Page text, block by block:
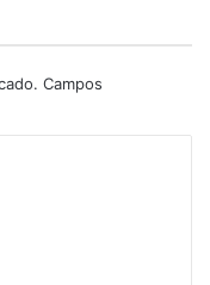
Campos